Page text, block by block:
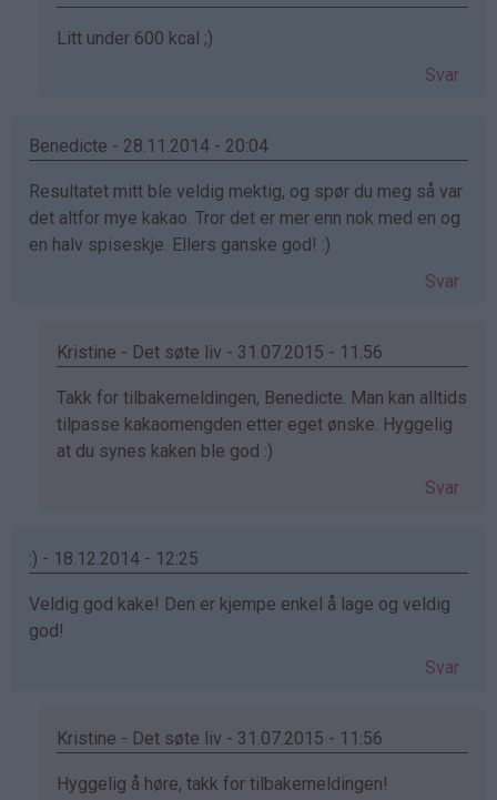
bekreftet)
Som
Anorektiker
bekreftet)
Litt under 600 kcal ;)
Svar
Benedicte - 28.11.2014 - 20:04
Resultatet mitt ble veldig mektig, og spør du meg så var
det altfor mye kakao. Tror det er mer enn nok med en og
en halv spiseskje. Ellers ganske god! :)
Svar
Kristine - Det søte liv - 31.07.2015 - 11:56
Som
svar
på
bekreftet)
Takk for tilbakemeldingen, Benedicte. Man kan alltids
tilpasse kakaomengden etter eget ønske. Hyggelig
at du synes kaken ble god :)
Svar
:) - 18.12.2014 - 12:25
Veldig god kake! Den er kjempe enkel å lage og veldig
god!
Svar
Kristine - Det søte liv - 31.07.2015 - 11:56
Som
Hyggelig å høre, takk for tilbakemeldingen!